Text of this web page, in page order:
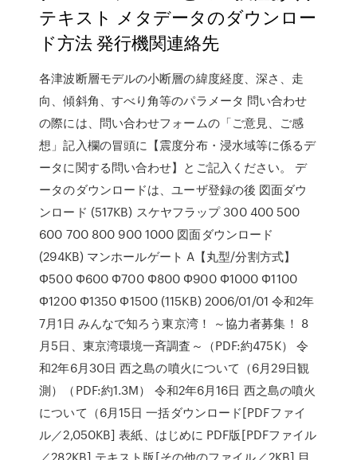
テキスト メタデータのダウンロー
ド方法 発行機関連絡先
各津波断層モデルの小断層の緯度経度、深さ、走
向、傾斜角、すべり角等のパラメータ 問い合わせ
の際には、問い合わせフォームの「ご意見、ご感
想」記入欄の冒頭に【震度分布・浸水域等に係るデ
ータに関する問い合わせ】とご記入ください。 デ
ータのダウンロードは、ユーザ登録の後 図面ダウ
ンロード (517KB) スケヤフラップ 300 400 500
600 700 800 900 1000 図面ダウンロード
(294KB) マンホールゲート A【丸型/分割方式】
Φ500 Φ600 Φ700 Φ800 Φ900 Φ1000 Φ1100
Φ1200 Φ1350 Φ1500 (115KB) 2006/01/01 令和2年
7月1日 みんなで知ろう東京湾！ ～協力者募集！ 8
月5日、東京湾環境一斉調査～（PDF:約475K） 令
和2年6月30日 西之島の噴火について（6月29日観
測）（PDF:約1.3M） 令和2年6月16日 西之島の噴火
について（6月15日 一括ダウンロード[PDFファイ
ル／2,050KB] 表紙、はじめに PDF版[PDFファイル
／282KB] テキスト版[その他のファイル／2KB] 目